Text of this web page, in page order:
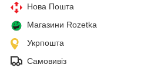
Нова Пошта
Магазини Rozetka
Укрпошта
Самовивіз